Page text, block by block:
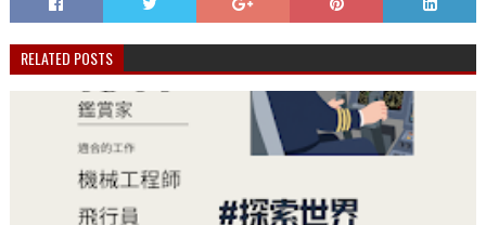
RELATED POSTS